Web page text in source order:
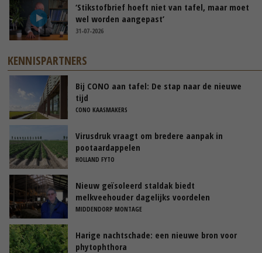
‘Stikstofbrief hoeft niet van tafel, maar moet
wel worden aangepast’
31-07-2026
KENNISPARTNERS
Bij CONO aan tafel: De stap naar de nieuwe
tijd
CONO KAASMAKERS
Virusdruk vraagt om bredere aanpak in
pootaardappelen
HOLLAND FYTO
Nieuw geïsoleerd staldak biedt
melkveehouder dagelijks voordelen
MIDDENDORP MONTAGE
Harige nachtschade: een nieuwe bron voor
phytophthora